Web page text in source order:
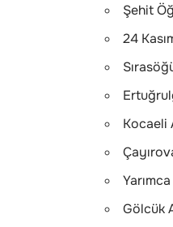
Şehit
24
Kocaeli
Gölcük